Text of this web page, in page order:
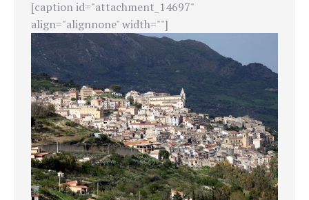
[caption id="attachment_14697"
align="alignnone" width=""]